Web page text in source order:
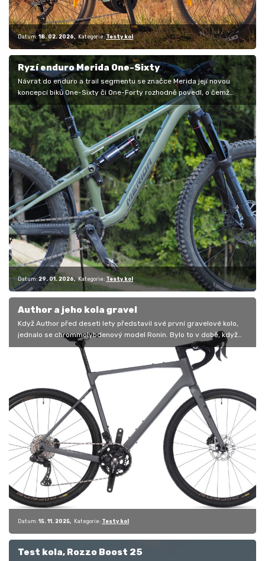
Datum: 18. 02. 2026 Kategorie: Testy kol
Ryzí enduro Merida One-Sixty
Návrat do enduro a trail segmentu se značce Merida její novou
koncepcí biků One-Sixty či One-Forty rozhodně povedl, o čemž
svědčí řada…
Datum: 29. 01. 2026 Kategorie: Testy kol
Author a jeho kola gravel
Když Author před deseti lety představil své první gravelové kolo,
jednalo se chrommolybdenový model Ronin. Bylo to v době, když
mnozí vůbec…
Datum: 15. 11. 2025 Kategorie: Testy kol
Test kola, Rozzo Boost 25